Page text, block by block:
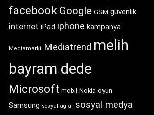
facebook Google GSM güvenlik
internet iPad iphone kampanya
Mediamarkt Mediatrend melih
bayram dede
Microsoft mobil Nokia oyun
Samsung sosyal ağlar sosyal medya